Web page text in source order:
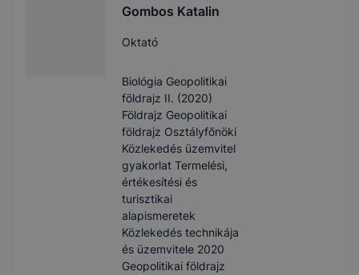
Gombos Katalin
Oktató
Biológia Geopolitikai
földrajz II. (2020)
Földrajz Geopolitikai
földrajz Osztályfőnöki
Közlekedés üzemvitel
gyakorlat Termelési,
értékesítési és
turisztikai
alapismeretek
Közlekedés technikája
és üzemvitele 2020
Geopolitikai földrajz